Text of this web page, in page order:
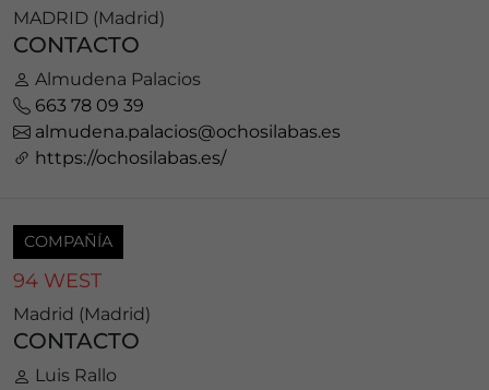
MADRID (Madrid)
CONTACTO
Almudena Palacios
663 78 09 39
almudena.palacios@ochosilabas.es
https://ochosilabas.es/
COMPAÑÍA
94 WEST
Madrid (Madrid)
CONTACTO
Luis Rallo